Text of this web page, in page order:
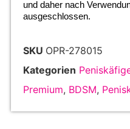
und daher nach
ausgeschlossen.
SKU OPR-278015
Kategorien
Premium, BDSM,